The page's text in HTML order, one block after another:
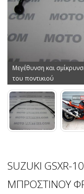
Μεγέθυνση και
του ποντικιού
SUZUKI GSXR-
ΜΠΡΟΣΤΙΝΟΥ